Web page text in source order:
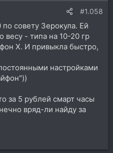
#1.058
совету Зерокула. Ей
весу - типа на 10-20 гр
Х. И привыкла быстро,
настройками
за 5 рублей смарт часы
вряд-ли найду за